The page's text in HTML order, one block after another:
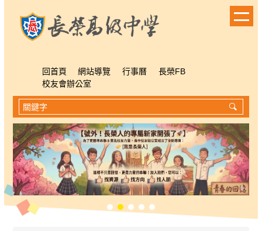
回首頁 網站導覽 行事曆
長榮FB
校友會辦公室